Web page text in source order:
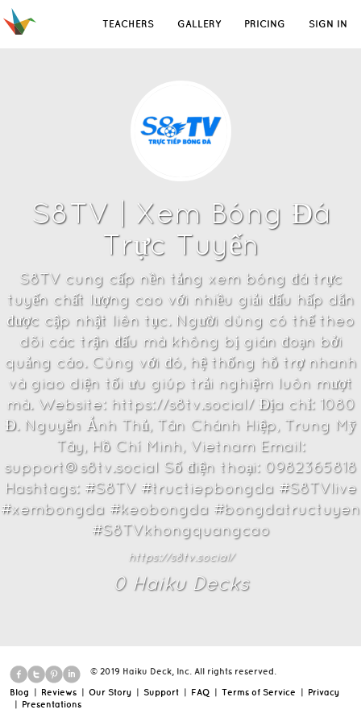
TEACHERS GALLERY PRICING SIGN IN
S8TV | Xem Bóng Đá
Trực Tuyến
S8TV cung cấp nền tảng xem bóng đá trực
tuyến chất lượng cao với nhiều giải đấu hấp dẫn
được cập nhật liên tục. Người dùng có thể theo
dõi các trận đấu mà không bị gián đoạn bởi
quảng cáo. Cùng với đó, hệ thống hỗ trợ nhanh
và giao diện tối ưu giúp trải nghiệm luôn mượt
mà. Website: https://s8tv.social/ Địa chỉ: 1080
Đ. Nguyễn Ảnh Thủ, Tân Chánh Hiệp, Trung Mỹ
Tây, Hồ Chí Minh, Vietnam Email:
support@s8tv.social Số điện thoại: 0982365818
Hashtags: #S8TV #tructiepbongda #S8TVlive
#xembongda #keobongda #bongdatructuyen
#S8TVkhongquangcao
https://s8tv.social/
0Haiku Decks
© 2019 Haiku Deck, Inc. All rights reserved.
Blog | Reviews | Our Story | Support | FAQ | Terms of Service | Privacy
| Presentations